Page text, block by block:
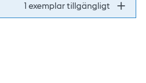
1 exemplar tillgängligt